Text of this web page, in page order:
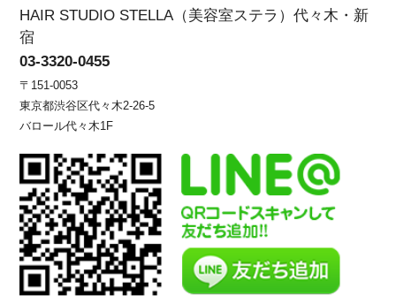
HAIR STUDIO STELLA（美容室ステラ）代々木・新
宿
03-3320-0455
〒151-0053
東京都渋谷区代々木2-26-5
バロール代々木1F